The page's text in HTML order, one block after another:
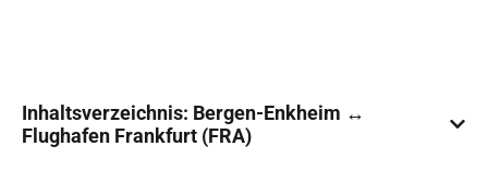
Inhaltsverzeichnis: Bergen-Enkheim ↔
Flughafen Frankfurt (FRA)